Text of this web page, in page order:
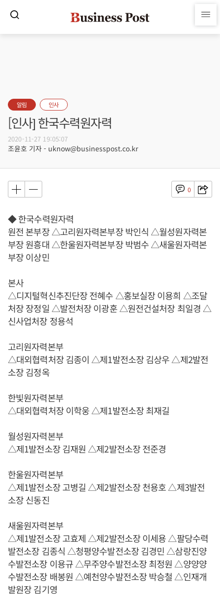
알림 인사
[인사] 한국수력원자력
2020-11-27 19:05:07
조윤호 기자 - uknow@businesspost.co.kr
0
◆ 한국수력원자력
원전 본부장 △고리원자력본부장 박인식 △월성원자력본
부장 원흥대 △한울원자력본부장 박범수 △새울원자력본
부장 이상민
본사
△디지털혁신추진단장 전혜수 △홍보실장 이용희 △조달
처장 장정일 △발전처장 이광훈 △원전건설처장 최일경 △
신사업처장 정용석
고리원자력본부
△대외협력처장 김종이 △제1발전소장 김상우 △제2발전
소장 김정옥
한빛원자력본부
△대외협력처장 이학웅 △제1발전소장 최재길
월성원자력본부
△제1발전소장 김재원 △제2발전소장 전준경
한울원자력본부
△제1발전소장 고병길 △제2발전소장 천용호 △제3발전
소장 신동진
새울원자력본부
△제1발전소장 고효제 △제2발전소장 이세용 △팔당수력
발전소장 김종식 △청평양수발전소장 김경민 △삼랑진양
수발전소장 이용규 △무주양수발전소장 최정원 △양양양
수발전소장 배봉원 △예천양수발전소장 박승철 △인재개
발원장 김기영